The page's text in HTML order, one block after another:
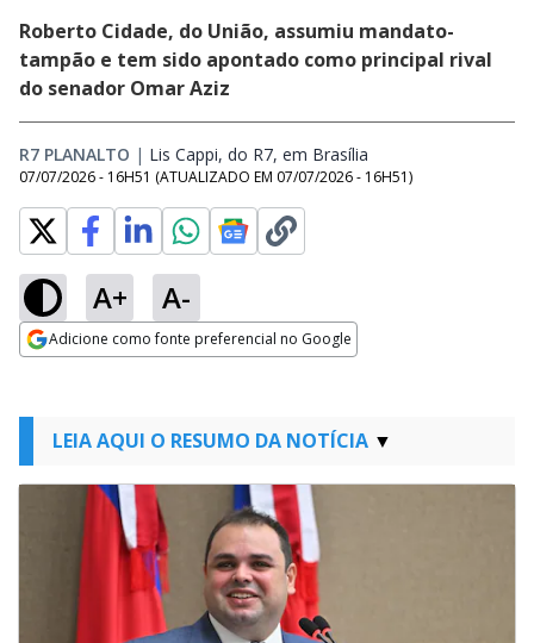
Roberto Cidade, do União, assumiu mandato-
tampão e tem sido apontado como principal rival
do senador Omar Aziz
R7 PLANALTO | Lis Cappi, do R7, em Brasília
07/07/2026 - 16H51 (ATUALIZADO EM 07/07/2026 - 16H51)
A+ A-
Adicione como fonte preferencial no Google
LEIA AQUI O RESUMO DA NOTÍCIA